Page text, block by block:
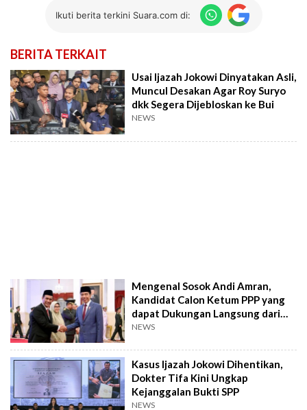
Ikuti berita terkini Suara.com di:
BERITA TERKAIT
Usai Ijazah Jokowi Dinyatakan Asli,
Muncul Desakan Agar Roy Suryo
dkk Segera Dijebloskan ke Bui
NEWS
Mengenal Sosok Andi Amran,
Kandidat Calon Ketum PPP yang
dapat Dukungan Langsung dari
Jokowi
NEWS
Kasus Ijazah Jokowi Dihentikan,
Dokter Tifa Kini Ungkap
Kejanggalan Bukti SPP
NEWS